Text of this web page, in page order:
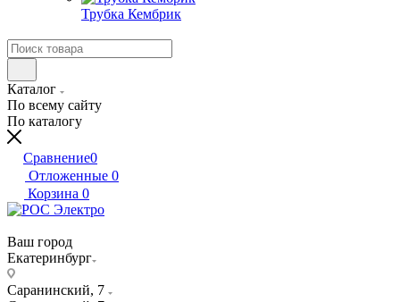
Трубка Кембрик
Каталог
По всему сайту
По каталогу
Сравнение0
Отложенные 0
Корзина 0
Ваш город
Екатеринбург
Саранинский, 7